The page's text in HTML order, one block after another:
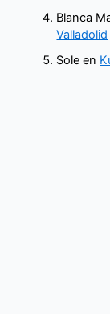
Blanca
Valladolid
Sole en